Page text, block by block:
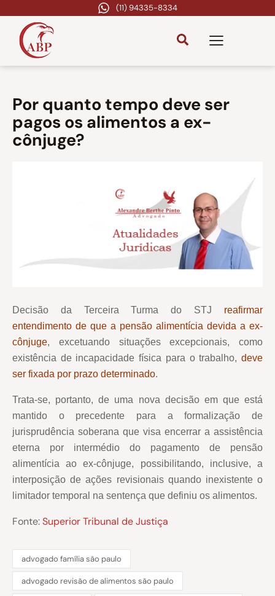
(11) 94335-8334
Por quanto tempo deve ser
pagos os alimentos a ex-
cônjuge?
Decisão da Terceira Turma do STJ reafirmar
entendimento de que a pensão alimentícia devida a ex-
cônjuge, excetuando situações excepcionais, como
existência de incapacidade física para o trabalho, deve
ser fixada por prazo determinado.
Trata-se, portanto, de uma nova decisão em que está
mantido o precedente para a formalização de
jurisprudência soberana que visa encerrar a assistência
eterna por intermédio do pagamento de pensão
alimentícia ao ex-cônjuge, possibilitando, inclusive, a
interposição de ações revisionais quando inexistente o
limitador temporal na sentença que definiu os alimentos.
Fonte:Superior Tribunal de Justiça
advogado família são paulo
advogado revisão de alimentos são paulo